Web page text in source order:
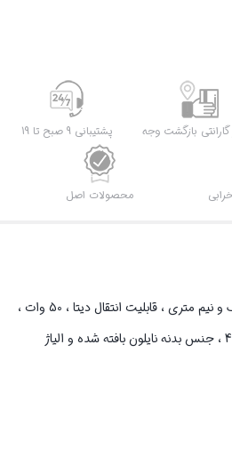
پشتیبانی 9 صبح تا 19
محصولات اصل
کابل تایپ سی به تایپ سی یک و نیم متری ، قابلیت انتقال دیتا ، 50 وات ،
سرعت انتقال اطلاعات 480MBS ، جنس بدنه نایلون بافته شده و الیاژ